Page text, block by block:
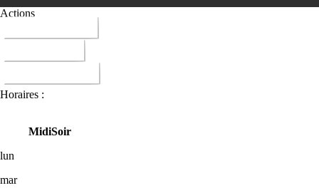
Actions
Horaires :
MidiSoir
lun
mar